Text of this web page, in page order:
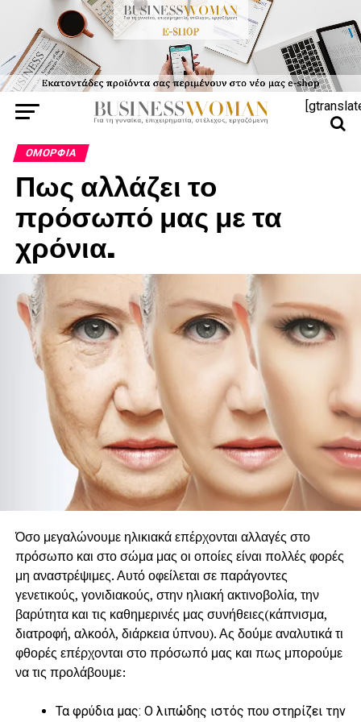
ΟΜΟΡΦΙΆ
Πως αλλάζει το
πρόσωπό μας με τα
χρόνια.
Όσο μεγαλώνουμε ηλικιακά επέρχονται αλλαγές στο
πρόσωπο και στο σώμα μας οι οποίες είναι πολλές φορές
μη αναστρέψιμες. Αυτό οφείλεται σε παράγοντες
γενετικούς, γονιδιακούς, στην ηλιακή ακτινοβολία, την
βαρύτητα και τις καθημερινές μας συνήθειες(κάπνισμα,
διατροφή, αλκοόλ, διάρκεια ύπνου). Ας δούμε αναλυτικά τι
φθορές επέρχονται στο πρόσωπό μας και πως μπορούμε
να τις προλάβουμε:
Τα φρύδια μας: Ο λιπώδης ιστός που στηρίζει την